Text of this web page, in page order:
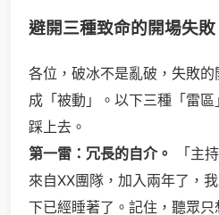
避開三種致命的開場失敗
各位，破冰不是亂破，失敗
成「被動」。以下三種「雷
踩上去。
第一雷：冗長的自介。
「主
來自XX團隊，加入兩年了，
下已經睡著了。記住，聽眾